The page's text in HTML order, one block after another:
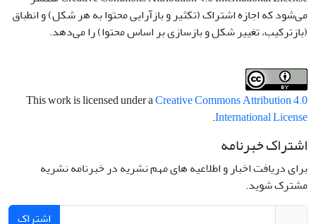
می‌شود که اجازه اشتراک (تکثیر و بازآرایی محتوا به هر شکل) و انطباق
(بازترکیب، تغییر شکل و بازسازی بر اساس محتوا) را می‌دهد.
This work is licensed under aCreative Commons Attribution 4.0
International License
.
اشتراک خبرنامه
برای دریافت اخبار و اطلاعیه های مهم نشریه در خبرنامه نشریه
مشترک شوید.
اشتراک